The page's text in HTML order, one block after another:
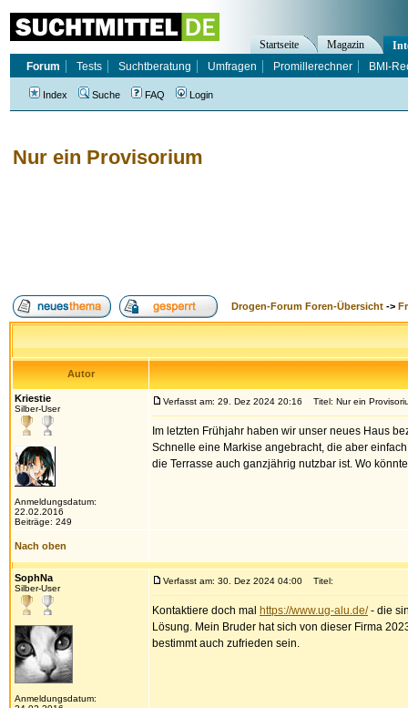
Nur ein Provisorium
Drogen-Forum Foren-Übersicht ->
Autor
Kriestie
Silber-User
Anmeldungsdatum:
22.02.2016
Beiträge: 249
Verfasst am: 29. Dez 2024 20:16 Titel: Nur ein
Im letzten Frühjahr haben wir unser neues Haus
Schnelle eine Markise angebracht, die aber
die Terrasse auch ganzjährig nutzbar ist. Wo
Nach oben
SophNa
Silber-User
Anmeldungsdatum:
Verfasst am: 30. Dez 2024 04:00 Titel:
Kontaktiere doch mal https://www.ug-alu.de/- die
Lösung. Mein Bruder hat sich von dieser Firma
bestimmt auch zufrieden sein.
Startseite Magazin
Forum
Tests Suchtberatung Umfragen Promillerechner BMI-
Index Suche FAQ Login